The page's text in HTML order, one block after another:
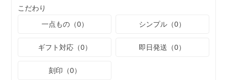
こだわり
一点もの（0）
シンプル（0）
ギフト対応（0） 即日発送（0）
刻印（0）